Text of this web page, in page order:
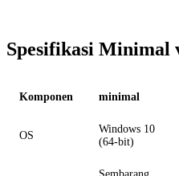
Spesifikasi Minimal
Komponen minimal
OS
Windows 10
(64-bit)